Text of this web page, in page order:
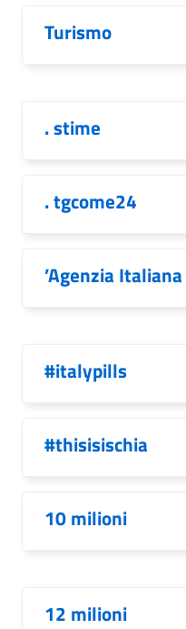
Turismo
. stime
. tgcome24
’Agenzia
#italypills
#thisisischia
10 milioni
12 milioni